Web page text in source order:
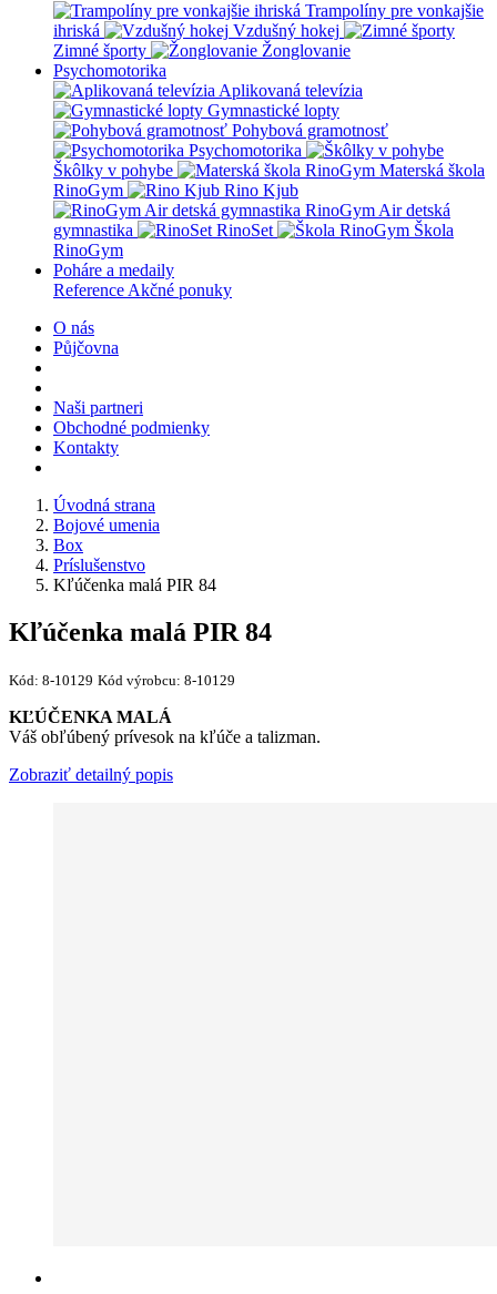
Trampolíny pre vonkajšie
ihriská
Vzdušný hokej
Zimné športy
Žonglovanie
Psychomotorika
Aplikovaná televízia
Gymnastické lopty
Pohybová gramotnosť
Psychomotorika
Škôlky v pohybe
Materská škola
RinoGym
Rino Kjub
RinoGym Air detská
gymnastika
RinoSet
Škola
RinoGym
Poháre a medaily
Reference Akčné ponuky
O nás
Půjčovna
Naši partneri
Obchodné podmienky
Kontakty
Úvodná strana
Bojové umenia
Box
Príslušenstvo
Kľúčenka malá PIR 84
Kľúčenka malá PIR 84
Kód: 8-10129 Kód výrobcu: 8-10129
KĽÚČENKA MALÁ
Váš obľúbený prívesok na kľúče a talizman.
Zobraziť detailný popis